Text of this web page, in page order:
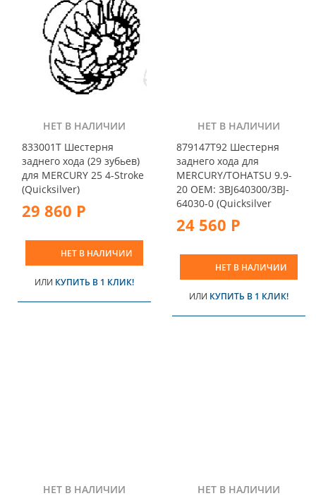
НЕТ В НАЛИЧИИ
833001T Шестерня
заднего хода (29 зубьев)
для MERCURY 25 4-Stroke
(Quicksilver)
29 860 Р
НЕТ В НАЛИЧИИ
ИЛИ КУПИТЬ В 1 КЛИК!
НЕТ В НАЛИЧИИ
879147T92 Шестерня
заднего хода для
MERCURY/TOHATSU 9.9-
20 OEM: 3BJ640300/3BJ-
64030-0 (Quicksilver
24 560 Р
НЕТ В НАЛИЧИИ
ИЛИ КУПИТЬ В 1 КЛИК!
НЕТ В НАЛИЧИИ
НЕТ В НАЛИЧИИ